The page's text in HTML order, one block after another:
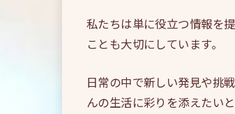
私たちは単に役立つ情報を
ことも大切にしています。
日常の中で新しい発見や挑
んの生活に彩りを添えたいと